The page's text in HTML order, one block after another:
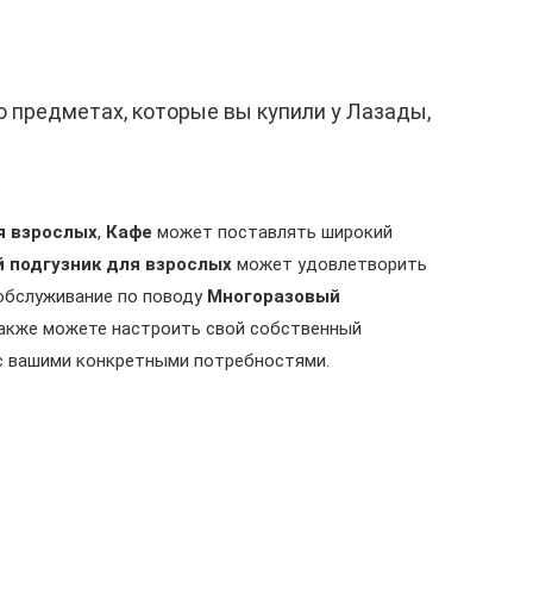
предметах, которые вы купили у Лазады,
взрослых, Кафе может поставлять широкий
подгузник для взрослых может удовлетворить
по поводу Многоразовый
можете настроить свой собственный
вашими конкретными потребностями.